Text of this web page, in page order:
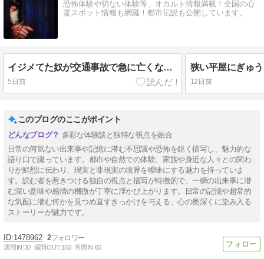
恐怖体験や切ない体験等、オカルト情報満載！全国の心
霊スポット情報も網羅！都市伝説も公開しています。
イジメてた奴が交通事故で急に亡くなってね謝れてないんだよ～
5日前 12日前
このブログのここがポイント
多彩な体験談と独特な視点を融合
日常の何気ない出来事や記憶に潜む不思議や恐怖を鋭く描写し、魅力的な
語り口で綴っています。都市や自然での体験、家族や身近な人々との関わ
りが鮮烈に伝わり、現実と非現実の境界を曖昧にする魅力を持っていま
す。読む者を惹きつける独自の視点と描写が特徴的で、一瞬の出来事に潜
む深い意味や感情の機微が丁寧に浮かび上がります。日常の記憶や超常的
な気配に潜む何かを見つめ直すきっかけを与える、心の奥深くに染み入る
ストーリーが魅力です。
1478962 2
週間IN:30 週間OUT:150 月間IN:60